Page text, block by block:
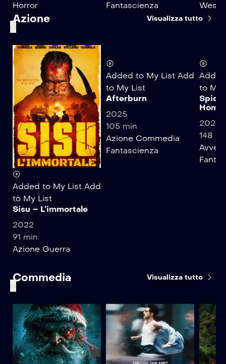
Horror
Fantascienza
‹›
Azione Visualizza tutto
Added to My List Add
to My List
Sisu – L’immortale
2022
91 min
Azione Guerra
Added to My List Add
to My List
Afterburn
2025
105 min
Azione Commedia
Fantascienza
to My
Home
2021
148
‹›
Commedia Visualizza tutto